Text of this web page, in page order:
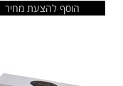
הוסף להצעת מחיר